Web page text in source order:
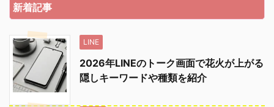
新着記事
LINE
2026年LINEのトーク画面で花火が上がる
隠しキーワードや種類を紹介